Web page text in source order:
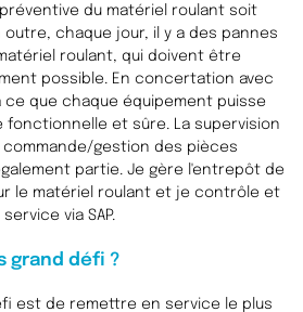
du matériel roulant soit
chaque jour, il y a des pannes
roulant, qui doivent être
possible. En concertation avec
ce que chaque équipement puisse
fonctionnelle et sûre. La supervision
gestion des pièces
partie. Je gère l'entrepôt de
le matériel roulant et je contrôle et
via SAP.
grand défi ?
est de remettre en service le plus